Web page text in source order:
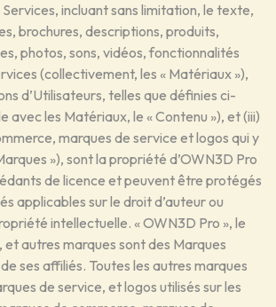
incluant sans limitation, le texte,
brochures, descriptions, produits,
photos, sons, vidéos, fonctionnalités
(collectivement, les « Matériaux »),
d’Utilisateurs, telles que définies ci-
avec les Matériaux, le « Contenu »), et (iii)
marques de service et logos qui y
»), sont la propriété d’OWN3D Pro
de licence et peuvent être protégés
applicables sur le droit d’auteur ou
intellectuelle. « OWN3D Pro », le
autres marques sont des Marques
ses affiliés. Toutes les autres marques
de service, et logos utilisés sur les